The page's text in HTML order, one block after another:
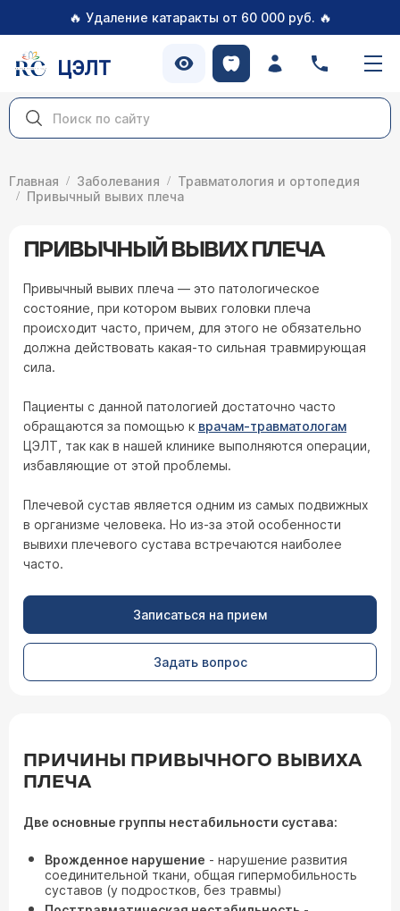
🔥 Удаление катаракты от 60 000 руб. 🔥
ЦЭЛТ
Главная Заболевания
Травматология и ортопедия
Привычный вывих плеча
ПРИВЫЧНЫЙ ВЫВИХ ПЛЕЧА
Привычный вывих плеча — это патологическое
состояние, при котором вывих головки плеча
происходит часто, причем, для этого не обязательно
должна действовать какая-то сильная травмирующая
сила.
Пациенты с данной патологией достаточно часто
обращаются за помощью к врачам-травматологам
ЦЭЛТ, так как в нашей клинике выполняются операции,
избавляющие от этой проблемы.
Плечевой сустав является одним из самых подвижных
в организме человека. Но из-за этой особенности
вывихи плечевого сустава встречаются наиболее
часто.
Записаться на прием
Задать вопрос
ПРИЧИНЫ ПРИВЫЧНОГО ВЫВИХА
ПЛЕЧА
Две основные группы нестабильности сустава:
Врожденное нарушение - нарушение развития
соединительной ткани, общая гипермобильность
суставов (у подростков, без травмы)